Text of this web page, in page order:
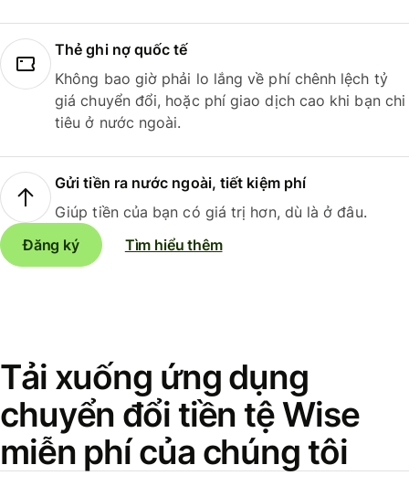
Thẻ ghi nợ quốc tế
Không bao giờ phải lo lắng về phí chênh lệch tỷ
giá chuyển đổi, hoặc phí giao dịch cao khi bạn chi
tiêu ở nước ngoài.
Gửi tiền ra nước ngoài, tiết kiệm phí
Giúp tiền của bạn có giá trị hơn, dù là ở đâu.
Đăng ký
Tìm hiểu thêm
Tải xuống ứng dụng
chuyển đổi tiền tệ Wise
miễn phí của chúng tôi